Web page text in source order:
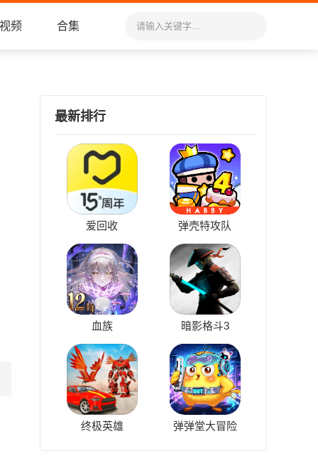
视频 合集
最新排行
爱回收 弹壳特攻队
血族 暗影格斗3
终极英雄 弹弹堂大冒险